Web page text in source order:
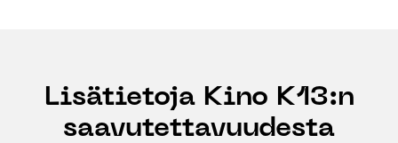
Lisätietoja Kino K13:n
saavutettavuudesta